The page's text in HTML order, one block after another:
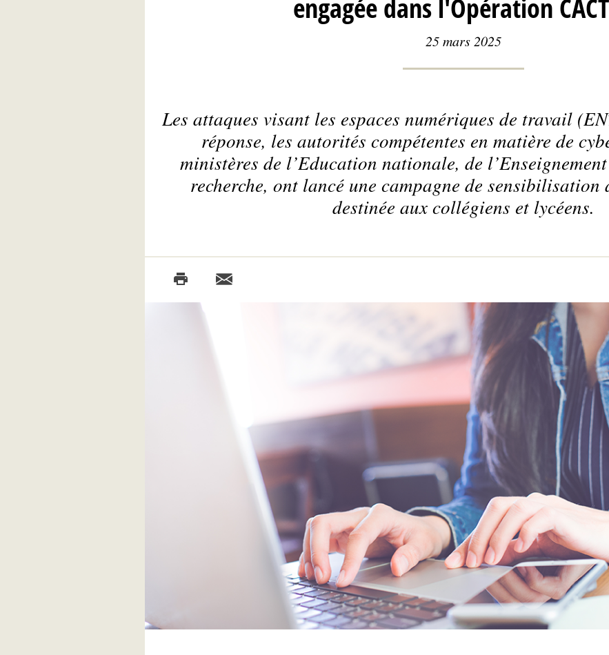
engagée dans l'Opération
25 mars 2025
Les attaques visant les espaces numériques de travail
réponse, les autorités compétentes en matière de
ministères de l’Education nationale, de
recherche, ont lancé une campagne de sensibilisation
destinée aux collégiens et lycéens.